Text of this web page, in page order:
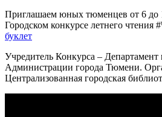
Приглашаем юных тюменцев от 6 до
Городском конкурсе летнего чтения
буклет
Учредитель Конкурса – Департамент
Администрации города Тюмени.
Централизованная городская